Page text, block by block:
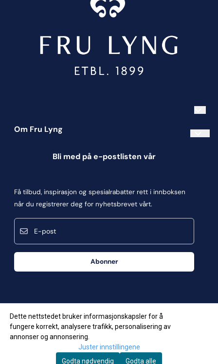
Om Fru Lyng
Informasjonskapsler
Kontakt oss
Kjøpsbetingelser
Frakt og retur
Våre butikker
Bli med på e-postlisten vår
Få tilbud, inspirasjon og spesialrabatter rett i innboksen
når du registrerer deg for nyhetsbrevet vårt.
Abonner
© Copyright Company, org. number 957623034
Dette nettstedet bruker informasjonskapsler for å
fungere korrekt, analysere trafikk, personalisering av
annonser og annonsering.
Juster innstillingene
Godta nødvendig
Godta alle